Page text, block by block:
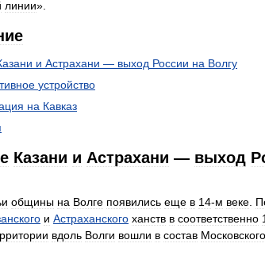
линии».
и Астрахани — выход России на Волгу
устройство
на Кавказ
Казани и Астрахани — выход
общины на Волге появились еще в 14-м веке
и Астраханского ханств в соответственно
вдоль Волги вошли в состав Московского